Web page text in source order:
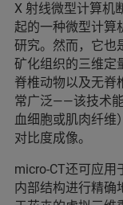
X 射线微型计算机
起的一种微型计算
研究。然而，它也
矿化组织的三维定
脊椎动物以及无脊
常广泛——该技术
血细胞或肌肉纤维
对比度成像。
micro-CT还可应
内部结构进行精确